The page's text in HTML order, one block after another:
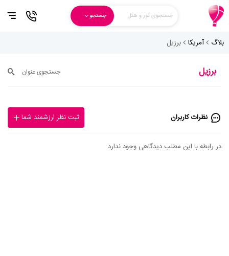
جستجوی تور و هتل جستجو
بلاگ آمریکا برزیل
برزیل جستجوی عنوان
نظرات کاربران ثبت نظر ارزشمند شما
در رابطه با این مطلب دیدگاهی وجود ندارد